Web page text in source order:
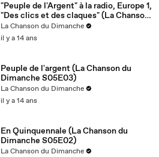
"Peuple de l'Argent" à la radio, Europe 1,
"Des clics et des claques" (La Chanson
du Dimanche)
La Chanson du Dimanche
il y a 14 ans
Peuple de l'argent (La Chanson du
Dimanche S05E03)
La Chanson du Dimanche
il y a 14 ans
En Quinquennale (La Chanson du
Dimanche S05E02)
La Chanson du Dimanche